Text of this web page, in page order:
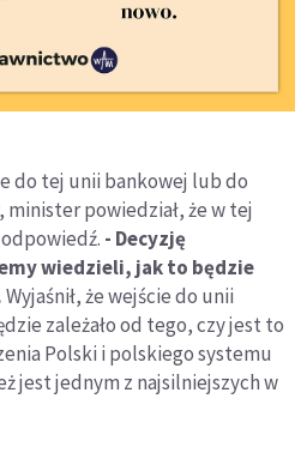
do tej unii bankowej lub do
powiedział, że w tej
- Decyzję
wiedzieli, jak to będzie
Wyjaśnił, że wejście do unii
zależało od tego, czy jest to
Polski i polskiego systemu
jest jednym z najsilniejszych w